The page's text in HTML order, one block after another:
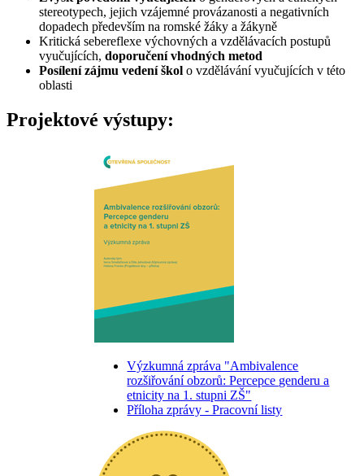
stereotypech, jejich vzájemné provázanosti a negativních
dopadech především na romské žáky a žákyně
Kritická sebereflexe výchovných a vzdělávacích postupů
vyučujících, doporučení vhodných metod
Posílení zájmu vedení škol o vzdělávání vyučujících v této
oblasti
Projektové výstupy:
Výzkumná zpráva "Ambivalence
rozšiřování obzorů: Percepce genderu a
etnicity na 1. stupni ZŠ"
Příloha zprávy - Pracovní listy